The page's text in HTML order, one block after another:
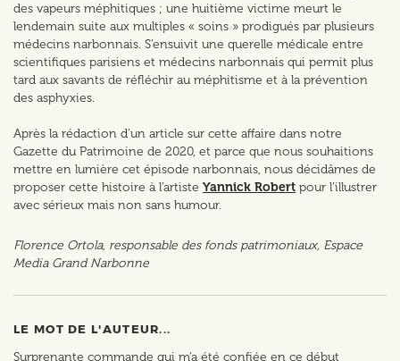
des vapeurs méphitiques ; une huitième victime meurt le
lendemain suite aux multiples « soins » prodigués par plusieurs
médecins narbonnais. S’ensuivit une querelle médicale entre
scientifiques parisiens et médecins narbonnais qui permit plus
tard aux savants de réfléchir au méphitisme et à la prévention
des asphyxies.
Après la rédaction d’un article sur cette affaire dans notre
Gazette du Patrimoine de 2020, et parce que nous souhaitions
mettre en lumière cet épisode narbonnais, nous décidâmes de
proposer cette histoire à l’artiste Yannick Robert pour l’illustrer
avec sérieux mais non sans humour.
Florence Ortola, responsable des fonds patrimoniaux, Espace
Media Grand Narbonne
LE MOT DE L'AUTEUR...
Surprenante commande qui m’a été confiée en ce début